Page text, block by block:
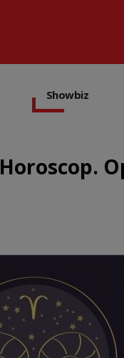
Showbiz
Horoscop.